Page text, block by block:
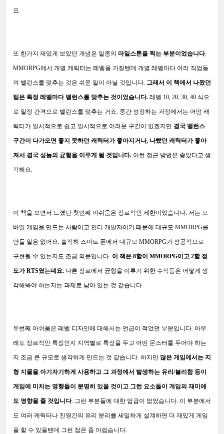
요.
또 한가지 재밌게 보았던 개념은 일종의 마일스톤을 찍는 부분이었습니다.
MMORPG에서 개별 캐릭터는 레벨을 가질텐데 개별 레벨마다 여러 직업들
의 밸런스를 맞추는 것은 쉬운 일이 아닐 것입니다. 그래서 이 책에서 나왔던
팁은 특정 레벨마다 밸런스를 맞추는 것이었습니다. 레벨 10, 20, 30, 40 식으
로 일정 간격으로 밸런스를 맞추는 거죠. 중간 성장하는 과정에서는 어떤 캐
릭터가 일시적으로 쉽고 일시적으로 어려운 구간이 있겠지만 결국 밸런스
구간이 다가오면 좋지 못하던 캐릭터가 좋아지거나, 나빴던 캐릭터가 좋아
져서 결국 성능의 균형을 이루게 될 것입니다. 이런 접근 방법은 좋았다고 생
각해요.
이 책을 보면서 느꼈던 첫번째 아쉬움은 장르적인 제한이었습니다. 저는 모
바일 게임을 만드는 사람이고 인디 개발자이기 때문에 대규모 MMORPG를
만들 일은 없어요. 솔직히 스마트 폰에서 대규모 MMORPG가 성공적으로
구현될 수 있는지도 조금 의문입니다. 이 책은 8할이 MMORPG이고 2할 정
도가 RTS였는데요. 다른 장르에서 균형을 이루기 위한 수식등은 어떻게 생
각해봐야 하는지는 과제로 남아 있는 것 같습니다.
두번째 아쉬움은 레벨 디자인에 대해서는 언급이 적었던 부분입니다. 아무
래도 장르적인 특징인지 지역별로 특성을 두고 어떤 몬스터를 두어야 하는
지 조금 큰 규모로 생각하게 만드는 것 같습니다. 하지만 많은 게임에서는 지
형 지물을 아기자기하게 사용하고 그 과정에서 발생하는 유리/불리함 등이
게임에 미치는 영향들이 분명히 있을 것이고 그런 요소들이 게임의 재미에
도 영향을 줄 것입니다. 그런 부분들에 대한 업급이 없었습니다. 이 부분에서
도 여러 캐릭터나 진영간의 유리 분리를 세밀하게 설계하면 더 재밌게 게임
을 할 수 있을텐데 그런 점은 좀 아쉽습니다.